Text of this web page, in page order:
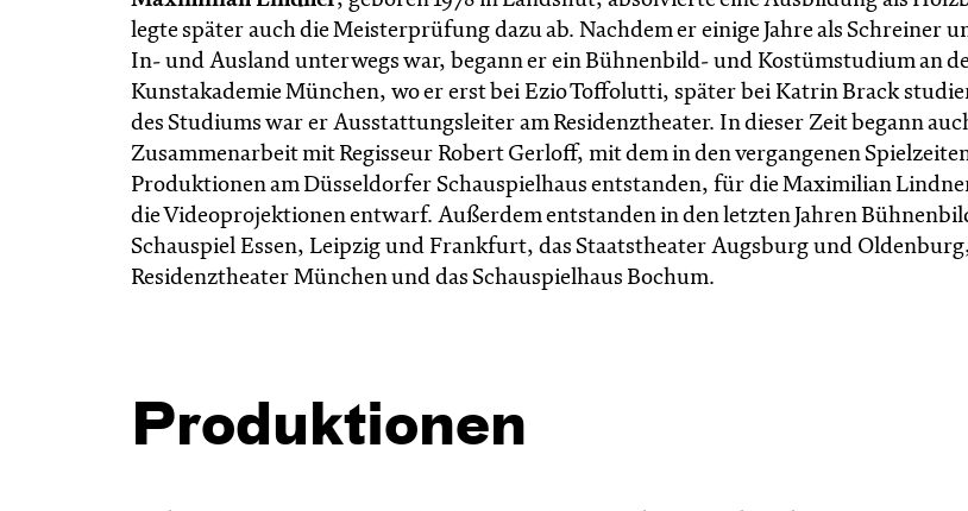
legte später auch die Meisterprüfung dazu ab. Nachdem er einige Jahre als Schreiner
In- und Ausland unterwegs war, begann er ein Bühnenbild- und Kostümstudium an
Kunstakademie München, wo er erst bei Ezio Toffolutti, später bei Katrin Brack
des Studiums war er Ausstattungsleiter am Residenztheater. In dieser Zeit begann
Zusammenarbeit mit Regisseur Robert Gerloff, mit dem in den vergangenen
Produktionen am Düsseldorfer Schauspielhaus entstanden, für die Maximilian
die Videoprojektionen entwarf. Außerdem entstanden in den letzten Jahren
Schauspiel Essen, Leipzig und Frankfurt, das Staatstheater Augsburg und
Residenztheater München und das Schauspielhaus Bochum.
Produktionen